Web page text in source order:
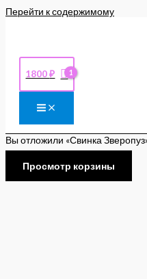
Перейти к содержимому
1800₽
Вы отложили «Свинка
Просмотр корзины